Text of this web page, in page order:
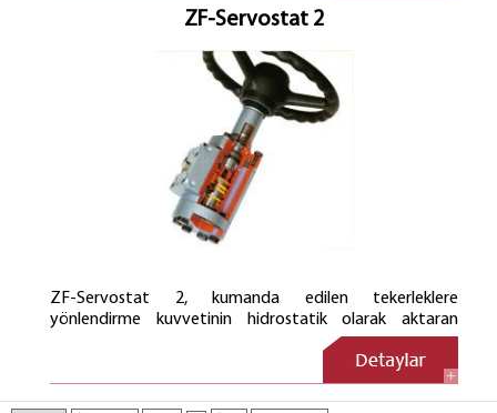
araçlara düşen 8 tonun üzerindeki aks yönlendirme
güçlerinde kullanılırlar.ZF-Servostat 2
ZF-Servostat 2, kumanda edilen tekerleklere
yönlendirme kuvvetinin hidrostatik olarak aktaran
hidrolik yardımcı kuvvet direksiyon sistemidir. Mekanik
direksiyon çubuğu yerine kumanda kuvveti bağlantı
hatlarına irtibatlı iki yağ sütünu sayesinde aktarırlar.Araç
hidrolik desteksiz elle bile yönlendirilebilirler (örneğin